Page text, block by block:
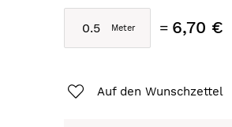
6,70 €
Auf den Wunschzettel